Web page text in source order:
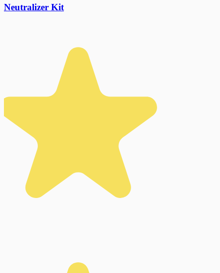
Neutralizer Kit